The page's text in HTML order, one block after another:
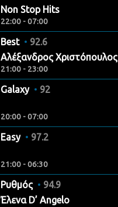
Non Stop Hits
22:00 - 07:00
Best
92.6
Αλέξανδρος Χριστόπουλος
21:00 - 23:00
Galaxy 92
20:00 - 07:00
Easy 97.2
21:00 - 06:30
Ρυθμός
94.9
Έλενα D’ Angelo